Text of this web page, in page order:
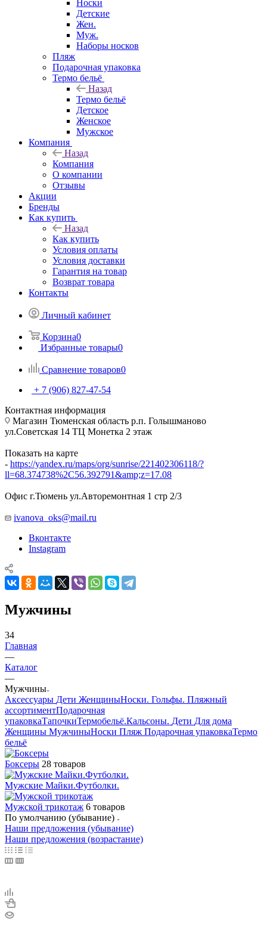
Носки
Детские
Жен.
Муж.
Наборы носков
Пляж
Подарочная упаковка
Термо бельё
Назад
Термо бельё
Детское
Женское
Мужское
Компания
Назад
Компания
О компании
Отзывы
Акции
Бренды
Как купить
Назад
Как купить
Условия оплаты
Условия доставки
Гарантия на товар
Возврат товара
Контакты
Личный кабинет
Корзина0
Избранные товары0
Сравнение товаров0
+ 7 (906) 827-47-54
Контактная информация
Магазин Тюменская область р.п. Голышманово
ул.Советская 14 ТЦ Монетка 2 этаж
Показать на карте
- https://yandex.ru/maps/org/sunrise/221402306118/?
ll=68.374738%2C56.392791&amp;z=17.08
Офис г.Тюмень ул.Авторемонтная 1 стр 2/3
ivanova_oks@mail.ru
Вконтакте
Instagram
Мужчины
34
Главная
—
Каталог
—
Мужчины
Аксессуары Дети ЖенщиныНоски. Гольфы. Пляжный
ассортиментПодарочная
упаковкаТапочкиТермобельё.Кальсоны. Дети Для дома
Женщины МужчиныНоски Пляж Подарочная упаковкаТермо
бельё
Боксеры 28 товаров
Мужские Майки.Футболки.
Мужской трикотаж 6 товаров
По умолчанию (убывание)
Наши предложения (убывание)
Наши предложения (возрастание)